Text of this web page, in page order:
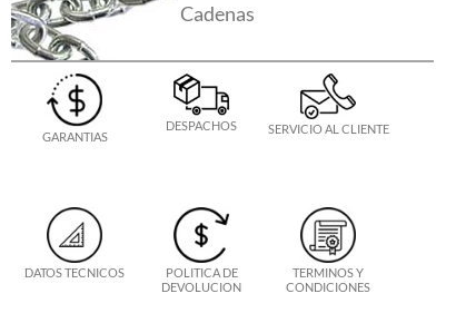
Cadenas
GARANTIAS
DESPACHOS SERVICIO AL CLIENTE
DATOS TECNICOS
POLITICA DE
DEVOLUCION
TERMINOS Y
CONDICIONES